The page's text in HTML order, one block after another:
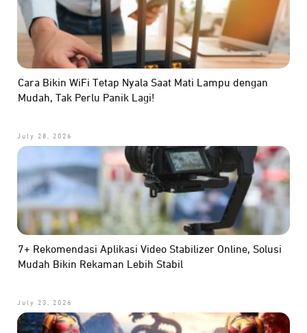
Cara Bikin WiFi Tetap Nyala Saat Mati Lampu dengan
Mudah, Tak Perlu Panik Lagi!
July 28, 2026
7+ Rekomendasi Aplikasi Video Stabilizer Online, Solusi
Mudah Bikin Rekaman Lebih Stabil
July 23, 2026